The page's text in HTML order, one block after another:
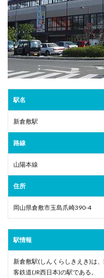
駅名
新倉敷駅
路線
山陽本線
住所
岡山県倉敷市玉島爪崎390-4
駅情報
新倉敷駅(しんくらしきえき)は
客鉄道(JR西日本)の駅である。